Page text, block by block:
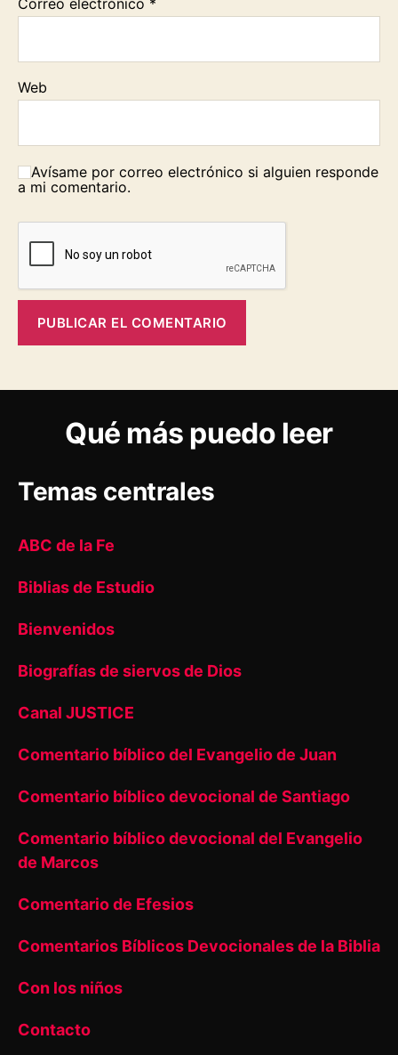
Correo electrónico *
Web
Avísame por correo electrónico si alguien responde
a mi comentario.
Qué más puedo leer
Temas centrales
ABC de la Fe
Biblias de Estudio
Bienvenidos
Biografías de siervos de Dios
Canal JUSTICE
Comentario bíblico del Evangelio de Juan
Comentario bíblico devocional de Santiago
Comentario bíblico devocional del Evangelio
de Marcos
Comentario de Efesios
Comentarios Bíblicos Devocionales de la Biblia
Con los niños
Contacto